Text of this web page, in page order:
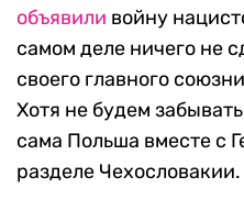
объявили войну
самом деле ничего не
своего главного
Хотя не будем
сама Польша вместе с
разделе Чехословакии.